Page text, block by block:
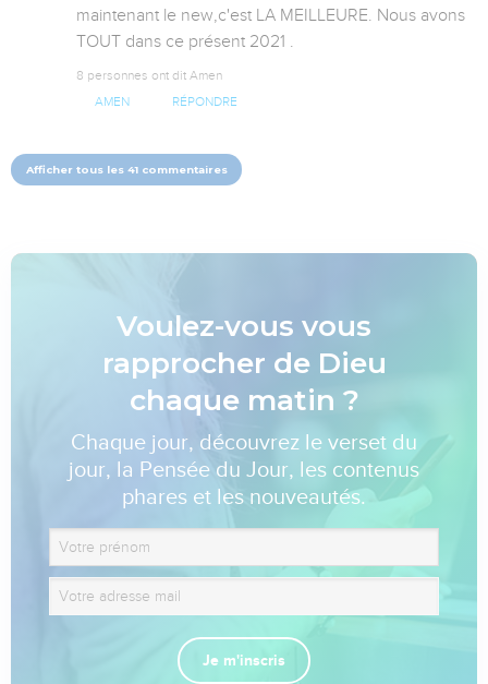
maintenant le new,c'est LA MEILLEURE. Nous avons
TOUT dans ce présent 2021 .
8 personnes ont dit Amen
AMEN RÉPONDRE
Afficher tous les 41 commentaires
Voulez-vous vous
rapprocher de Dieu
chaque matin ?
Chaque jour, découvrez le verset du
jour, la Pensée du Jour, les contenus
phares et les nouveautés.
Je m'inscris